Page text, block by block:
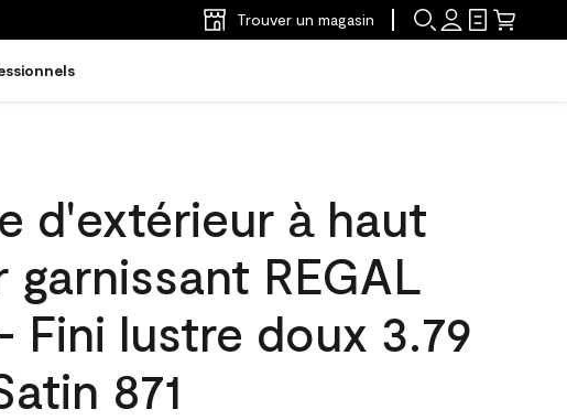
Trouver un magasin
d'extérieur à haut
garnissant REGAL
Fini lustre doux 3.79
871